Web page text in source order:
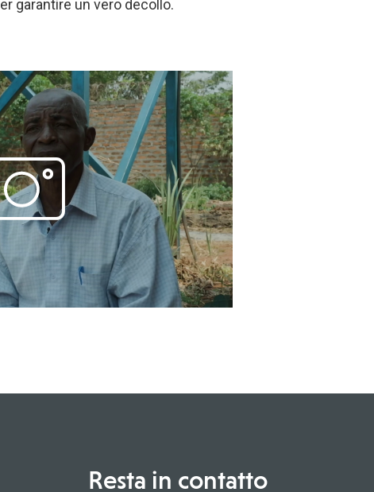
garantire un vero decollo.
Resta in contatto